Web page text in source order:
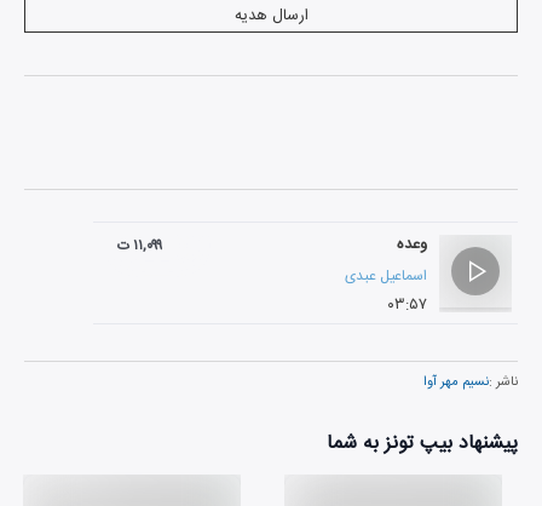
ارسال هدیه
وعده
اسماعیل عبدی
۰۳:۵۷
۱۱,۰۹۹ ت
ناشر :نسیم مهر آوا
پیشنهاد بیپ تونز به شما